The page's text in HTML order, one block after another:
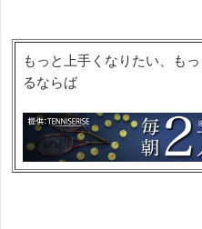
トリング）の種類別の特徴を考...
もっと上手くなりたい、も
るならば